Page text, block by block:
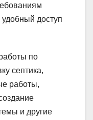
удобный доступ
по
септика,
работы,
и другие